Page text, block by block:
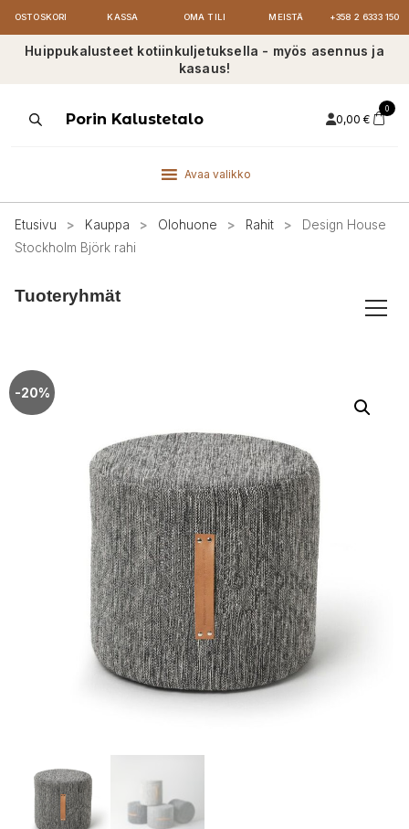
OSTOSKORI KASSA OMA TILI MEISTÄ +358 2 6333 150
Huippukalusteet kotiinkuljetuksella - myös asennus ja
kasaus!
ProductsPorin Kalustetalo 0,00 €
0
Avaa valikko
Etusivu > Kauppa > Olohuone > Rahit >
Design House
Stockholm Björk rahi
Tuoteryhmät
-20%